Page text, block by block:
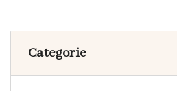
Categorie